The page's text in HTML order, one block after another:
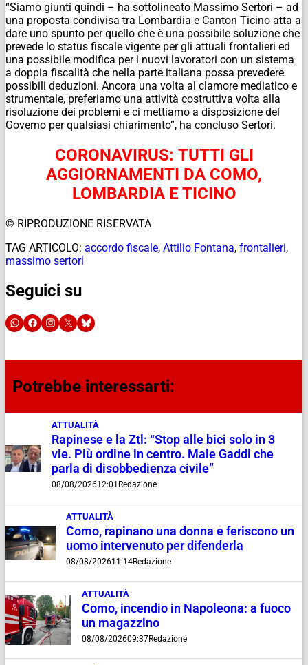
“Siamo giunti quindi – ha sottolineato Massimo Sertori – ad
una proposta condivisa tra Lombardia e Canton Ticino atta a
dare uno spunto per quello che è una possibile soluzione che
prevede lo status fiscale vigente per gli attuali frontalieri ed
una possibile modifica per i nuovi lavoratori con un sistema
a doppia fiscalità che nella parte italiana possa prevedere
possibili deduzioni. Ancora una volta al clamore mediatico e
strumentale, preferiamo una attività costruttiva volta alla
risoluzione dei problemi e ci mettiamo a disposizione del
Governo per qualsiasi chiarimento”, ha concluso Sertori.
CORONAVIRUS: TUTTI GLI
AGGIORNAMENTI DA COMO,
LOMBARDIA E TICINO
© RIPRODUZIONE RISERVATA
TAG ARTICOLO: accordo fiscale, Attilio Fontana, frontalieri,
massimo sertori
Seguici su
Potrebbe interessarti:
ATTUALITÀ
Rapinese e la Ztl: “Stop alle bici solo in 3
vie. Più ordine in centro. Male Gaddi che
parla di disobbedienza civile”
08/08/202612:01 Redazione
ATTUALITÀ
Como, rapinano una donna e feriscono un
uomo intervenuto per difenderla
08/08/202611:14Redazione
ATTUALITÀ
Como, incendio in Napoleona: a fuoco
un magazzino
08/08/202609:37Redazione